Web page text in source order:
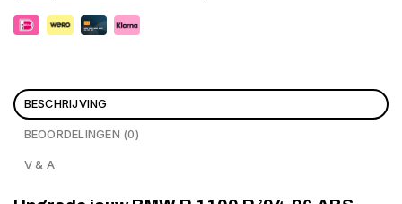
BESCHRIJVING
BEOORDELINGEN (0)
V & A